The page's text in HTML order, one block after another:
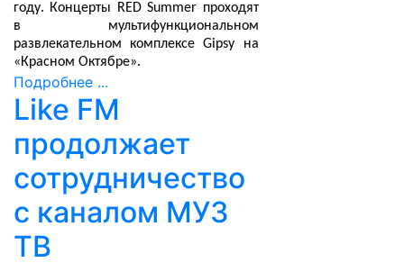
году. Концерты RED Summer проходят
в мультифункциональном
развлекательном комплексе Gipsy на
«Красном Октябре».
Подробнее ...
Like FM
продолжает
сотрудничество
с каналом МУЗ
ТВ